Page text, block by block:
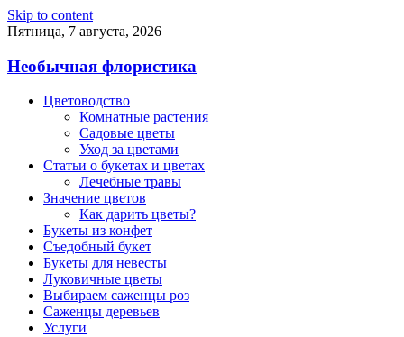
Skip to content
Пятница, 7 августа, 2026
Необычная флористика
Цветоводство
Комнатные растения
Садовые цветы
Уход за цветами
Статьи о букетах и цветах
Лечебные травы
Значение цветов
Как дарить цветы?
Букеты из конфет
Съедобный букет
Букеты для невесты
Луковичные цветы
Выбираем саженцы роз
Саженцы деревьев
Услуги